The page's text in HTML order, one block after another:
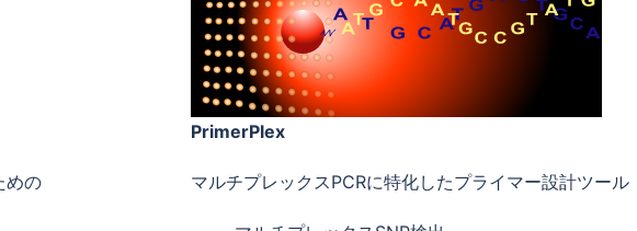
めの
PrimerPlex
マルチプレックスPCRに特化したプライマー設計ツール